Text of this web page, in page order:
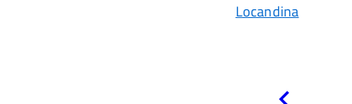
Locandina